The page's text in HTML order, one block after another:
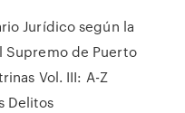
Jurídico según la
Supremo de Puerto
Vol. III: A-Z
Delitos